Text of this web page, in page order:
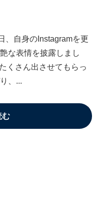
、自身のInstagramを更
な表情を披露しまし
くさん出させてもらっ
、...
む